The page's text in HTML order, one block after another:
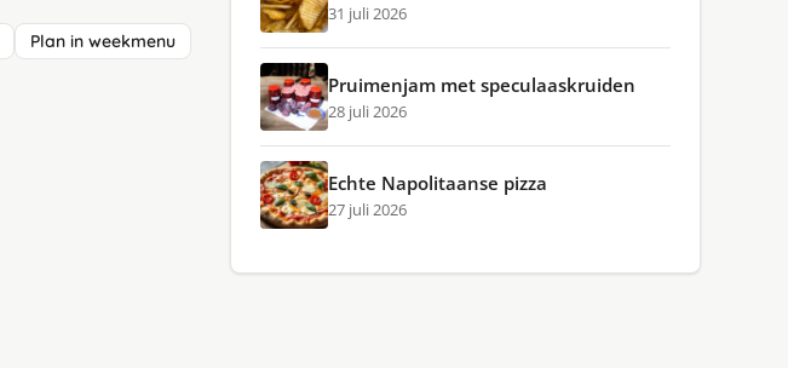
Plan in weekmenu
31 juli 2026
Pruimenjam met speculaaskruiden
28 juli 2026
Echte Napolitaanse pizza
27 juli 2026